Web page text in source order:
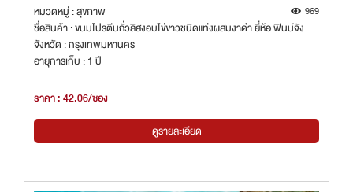
หมวดหมู่ : สุขภาพ 969
ชื่อสินค้า : ขนมโปรตีนถั่วลิสงอบไข่ขาวชนิดแท่งผสมงาดำ ยี่ห้อ ฟินน์จัง
จังหวัด : กรุงเทพมหานคร
อายุการเก็บ : 1 ปี
ราคา : 42.06/ซอง
ดูรายละเอียด